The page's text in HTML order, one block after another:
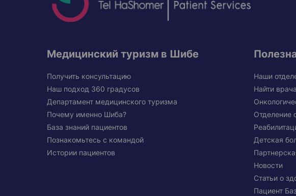
Медицинский туризм в Шибе
Получить консультацию
Наш подход 360 градусов
Департамент медицинского туризма
Почему именно Шиба?
База знаний пациентов
Познакомьтесь с командой
Истории пациентов
Наши
Найти врача
Отделение
Детская
Новости
Статьи о
Пациент